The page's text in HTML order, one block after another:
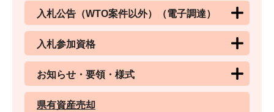
入札公告（WTO案件以外）（電子調達）
入札参加資格
お知らせ・要領・様式
県有資産売却